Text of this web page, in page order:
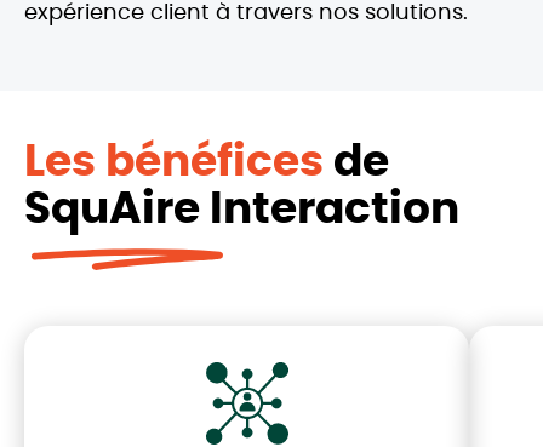
expérience client à travers nos solutions.
Les bénéfices de
SquAire Interaction